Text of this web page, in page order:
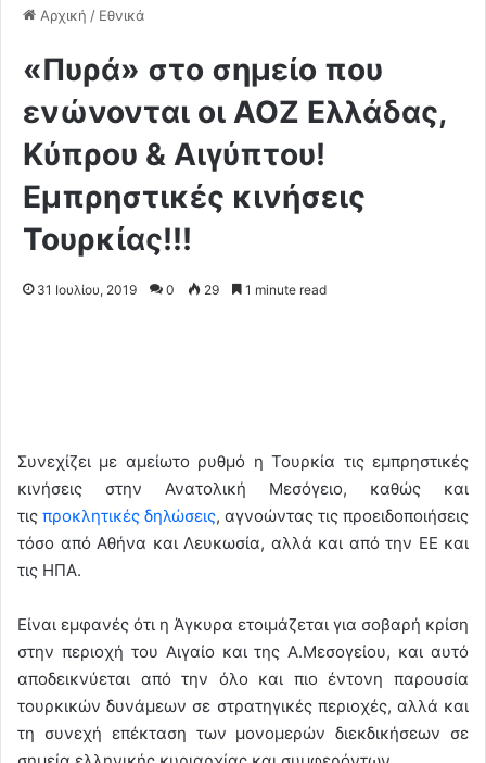
Αρχική / Εθνικά
«Πυρά» στο σημείο που
ενώνονται οι ΑΟΖ Ελλάδας,
Κύπρου & Αιγύπτου!
Εμπρηστικές κινήσεις
Τουρκίας!!!
31 Ιουλίου, 2019 0 29 1 minute read
Συνεχίζει με αμείωτο ρυθμό η Τουρκία τις εμπρηστικές
κινήσεις στην Ανατολική Μεσόγειο, καθώς και
τις προκλητικές δηλώσεις, αγνοώντας τις προειδοποιήσεις
τόσο από Αθήνα και Λευκωσία, αλλά και από την ΕΕ και
τις ΗΠΑ.
Είναι εμφανές ότι η Άγκυρα ετοιμάζεται για σοβαρή κρίση
στην περιοχή του Αιγαίο και της Α.Μεσογείου, και αυτό
αποδεικνύεται από την όλο και πιο έντονη παρουσία
τουρκικών δυνάμεων σε στρατηγικές περιοχές, αλλά και
τη συνεχή επέκταση των μονομερών διεκδικήσεων σε